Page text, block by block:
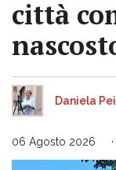
città
Daniela
06 Agosto 2026